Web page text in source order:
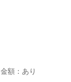
額：あり